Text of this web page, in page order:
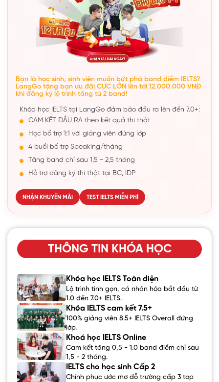
Bạn là học sinh, sinh viên muốn bứt phá band điểm IELTS?
LangGo tặng bạn ưu đãi CỰC LỚN lên tới 12.000.000 VNĐ
khi đăng ký lộ trình tăng từ 2 band!
Khóa học IELTS tại LangGo đảm bảo đầu ra lên đến 7.0+:
CAM KẾT ĐẦU RA theo kết quả thi thật
Học bổ trợ 1:1 với giảng viên đứng lớp
4 buổi bổ trợ Speaking/tháng
Tăng band chỉ sau 1,5 - 2,5 tháng
Hỗ trợ đăng ký thi thật tại BC, IDP
NHẬN KHUYẾN MÃI TEST IELTS MIỄN PHÍ
THÔNG TIN KHÓA HỌC
Khóa học IELTS Toàn diện
Lộ trình tinh gọn, cá nhân hóa bắt đầu từ
1.0 đến 7.0+ IELTS.
Khóa IELTS cam kết 7.5+
100% giảng viên 8.5+ IELTS Overall đứng
lớp.
Khoá học IELTS Online
Cam kết tăng 0,5 - 1.0 band điểm chỉ sau
1,5 - 2 tháng.
IELTS cho học sinh Cấp 2
Chinh phục ước mơ đỗ trường cấp 3 top